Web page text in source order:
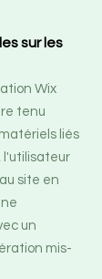
sur les
Wix
tenu
liés
l'utilisateur
site en
un
mis-